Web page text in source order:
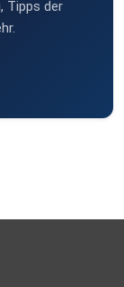
Tipps der